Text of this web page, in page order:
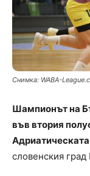
Снимка: WABA-
Шампионът на
във втория
словенския